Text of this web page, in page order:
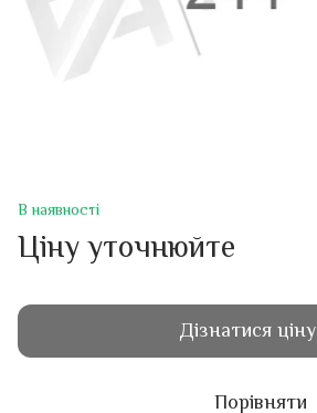
В наявності
Ціну уточнюйте
Дізнатися ціну
Порівняти